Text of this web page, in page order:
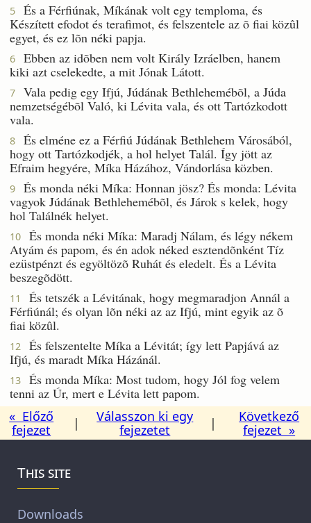
5
És a Férfiúnak, Míkának volt egy temploma, és
Készített efodot és terafimot, és felszentele az õ fiai közûl
egyet, és ez lõn néki papja.
6
Ebben az idõben nem volt Király Izráelben, hanem
kiki azt cselekedte, a mit Jónak Látott.
7
Vala pedig egy Ifjú, Júdának Bethlehemébõl, a Júda
nemzetségébõl Való, ki Lévita vala, és ott Tartózkodott
vala.
8
És elméne ez a Férfiú Júdának Bethlehem Városából,
hogy ott Tartózkodjék, a hol helyet Talál. Így jött az
Efraim hegyére, Míka Házához, Vándorlása közben.
9
És monda néki Míka: Honnan jösz? És monda: Lévita
vagyok Júdának Bethlehemébõl, és Járok s kelek, hogy
hol Találnék helyet.
10
És monda néki Míka: Maradj Nálam, és légy nékem
Atyám és papom, és én adok néked esztendõnként Tíz
ezüstpénzt és egyöltözõ Ruhát és eledelt. És a Lévita
beszegõdött.
11
És tetszék a Lévitának, hogy megmaradjon Annál a
Férfiúnál; és olyan lõn néki az az Ifjú, mint egyik az õ
fiai közûl.
12
És felszentelte Míka a Lévitát; így lett Papjává az
Ifjú, és maradt Míka Házánál.
13
És monda Míka: Most tudom, hogy Jól fog velem
tenni az Úr, mert e Lévita lett papom.
« Előző
fejezet
|
Válasszon ki egy
fejezetet
|
Következő
fejezet »
This site
Downloads